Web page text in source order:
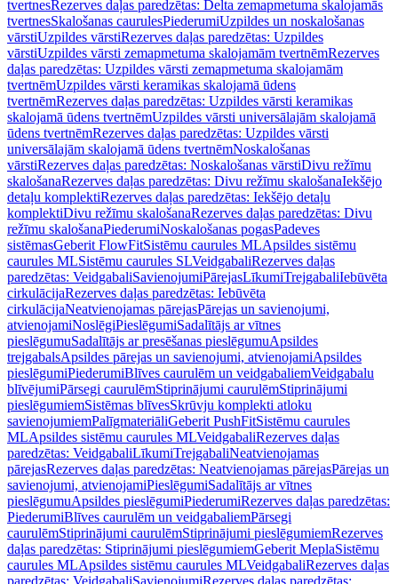
tvertnesRezerves daļas paredzētas: Delta zemapmetuma skalojamās
tvertnesSkalošanas caurulesPiederumiUzpildes un noskalošanas
vārstiUzpildes vārstiRezerves daļas paredzētas: Uzpildes
vārstiUzpildes vārsti zemapmetuma skalojamām tvertnēmRezerves
daļas paredzētas: Uzpildes vārsti zemapmetuma skalojamām
tvertnēmUzpildes vārsti keramikas skalojamā ūdens
tvertnēmRezerves daļas paredzētas: Uzpildes vārsti keramikas
skalojamā ūdens tvertnēmUzpildes vārsti universālajām skalojamā
ūdens tvertnēmRezerves daļas paredzētas: Uzpildes vārsti
universālajām skalojamā ūdens tvertnēmNoskalošanas
vārstiRezerves daļas paredzētas: Noskalošanas vārstiDivu režīmu
skalošanaRezerves daļas paredzētas: Divu režīmu skalošanaIekšējo
detaļu komplektiRezerves daļas paredzētas: Iekšējo detaļu
komplektiDivu režīmu skalošanaRezerves daļas paredzētas: Divu
režīmu skalošanaPiederumiNoskalošanas pogasPadeves
sistēmasGeberit FlowFitSistēmu caurules MLApsildes sistēmu
caurules MLSistēmu caurules SLVeidgabaliRezerves daļas
paredzētas: VeidgabaliSavienojumiPārejasLīkumiTrejgabaliIebūvēta
cirkulācijaRezerves daļas paredzētas: Iebūvēta
cirkulācijaNeatvienojamas pārejasPārejas un savienojumi,
atvienojamiNoslēgiPieslēgumiSadalītājs ar vītnes
pieslēgumuSadalītājs ar presēšanas pieslēgumuApsildes
trejgabalsApsildes pārejas un savienojumi, atvienojamiApsildes
pieslēgumiPiederumiBlīves caurulēm un veidgabaliemVeidgabalu
blīvējumiPārsegi caurulēmStiprinājumi caurulēmStiprinājumi
pieslēgumiemSistēmas blīvesSkrūvju komplekti atloku
savienojumiemPalīgmateriāliGeberit PushFitSistēmu caurules
MLApsildes sistēmu caurules MLVeidgabaliRezerves daļas
paredzētas: VeidgabaliLīkumiTrejgabaliNeatvienojamas
pārejasRezerves daļas paredzētas: Neatvienojamas pārejasPārejas un
savienojumi, atvienojamiPieslēgumiSadalītājs ar vītnes
pieslēgumuApsildes pieslēgumiPiederumiRezerves daļas paredzētas:
PiederumiBlīves caurulēm un veidgabaliemPārsegi
caurulēmStiprinājumi caurulēmStiprinājumi pieslēgumiemRezerves
daļas paredzētas: Stiprinājumi pieslēgumiemGeberit MeplaSistēmu
caurules MLApsildes sistēmu caurules MLVeidgabaliRezerves daļas
paredzētas: VeidgabaliSavienojumiRezerves daļas paredzētas: